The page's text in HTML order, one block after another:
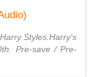
Styles.Harry's
Pre-save / Pre-